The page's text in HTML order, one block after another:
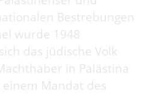
Bestrebungen
wurde 1948
das jüdische Volk
in Palästina
Mandat des